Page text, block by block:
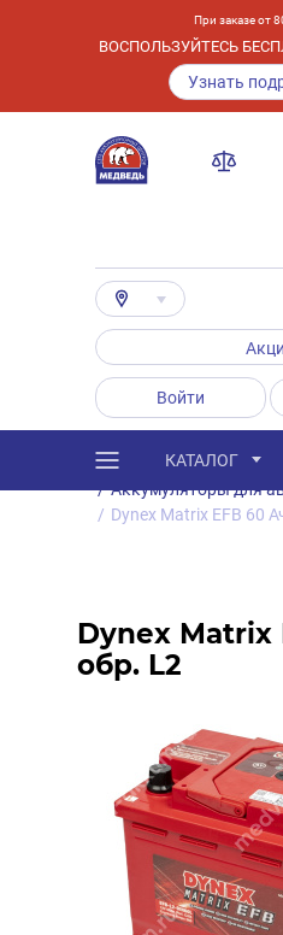
При заказе от
ВОСПОЛЬЗУЙТЕСЬ
Узнать
Войти
КАТАЛОГ
Каталог / Товары
/ Аккумуляторы для
/ Dynex Matrix EFB 60
Dynex Matrix
обр. L2